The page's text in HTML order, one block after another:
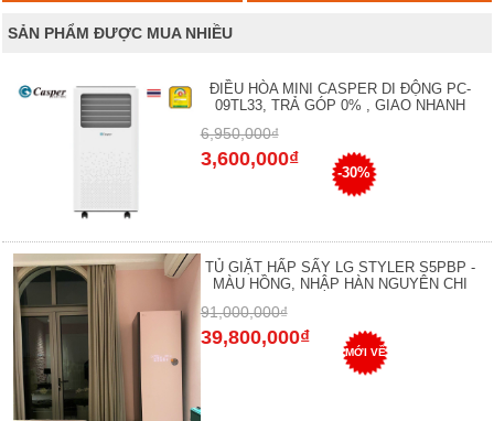
SẢN PHẨM ĐƯỢC MUA NHIỀU
ĐIỀU HÒA MINI CASPER DI ĐỘNG PC-
09TL33, TRẢ GÓP 0% , GIAO NHANH
6,950,000₫
3,600,000₫
-30%
TỦ GIẶT HẤP SẤY LG STYLER S5PBP -
MÀU HỒNG, NHẬP HÀN NGUYÊN CHI
91,000,000₫
39,800,000₫
MỚI VỀ